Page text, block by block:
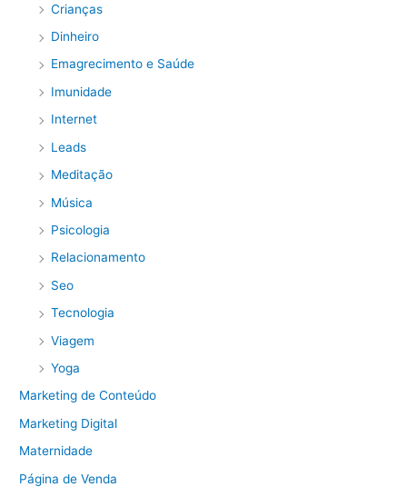
Crianças
Dinheiro
Emagrecimento e Saúde
Imunidade
Internet
Leads
Meditação
Música
Psicologia
Relacionamento
Seo
Tecnologia
Viagem
Yoga
Marketing de Conteúdo
Marketing Digital
Maternidade
Página de Venda